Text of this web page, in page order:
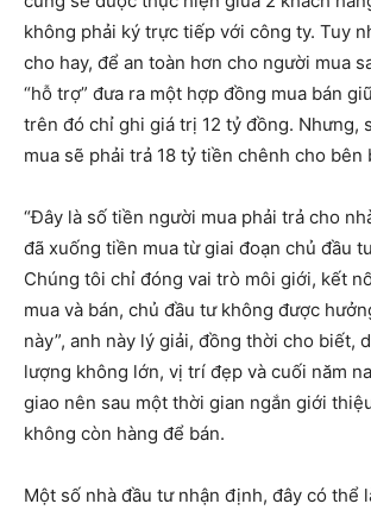
không phải ký trực tiếp với công ty. Tuy
cho hay, để an toàn hơn cho người mua
“hỗ trợ” đưa ra một hợp đồng mua bán
trên đó chỉ ghi giá trị 12 tỷ đồng. Nhưng,
mua sẽ phải trả 18 tỷ tiền chênh cho bên
“Đây là số tiền người mua phải trả cho
đã xuống tiền mua từ giai đoạn chủ đầu
Chúng tôi chỉ đóng vai trò môi giới, kết
mua và bán, chủ đầu tư không được
này”, anh này lý giải, đồng thời cho biết,
lượng không lớn, vị trí đẹp và cuối năm
giao nên sau một thời gian ngắn giới
không còn hàng để bán.
Một số nhà đầu tư nhận định, đây có thể